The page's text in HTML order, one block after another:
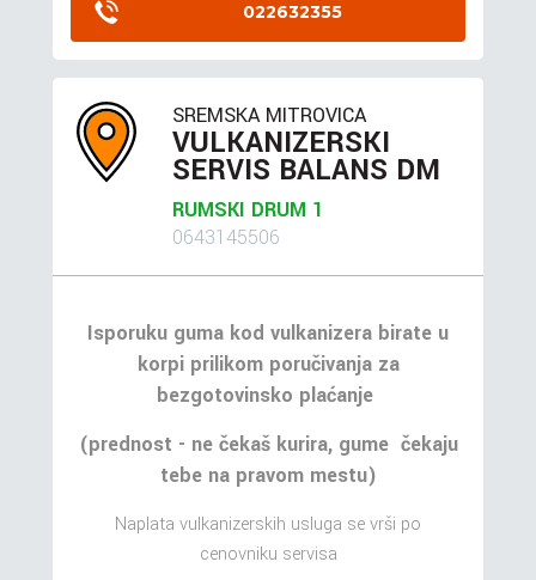
022632355
SREMSKA MITROVICA
VULKANIZERSKI
SERVIS BALANS DM
RUMSKI DRUM 1
0643145506
Isporuku guma kod vulkanizera birate u
korpi prilikom poručivanja za
bezgotovinsko plaćanje
(prednost - ne čekaš kurira, gume čekaju
tebe na pravom mestu)
Naplata vulkanizerskih usluga se vrši po
cenovniku servisa